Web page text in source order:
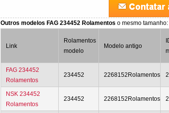
Outros modelos FAG 234452 Rolamentoso mesmo tamanho:
Link
Rolamentos
modelo
Modelo antigo
FAG 234452
Rolamentos
234452 2268152Rolamentos
NSK 234452
Rolamentos
234452 2268152Rolamentos